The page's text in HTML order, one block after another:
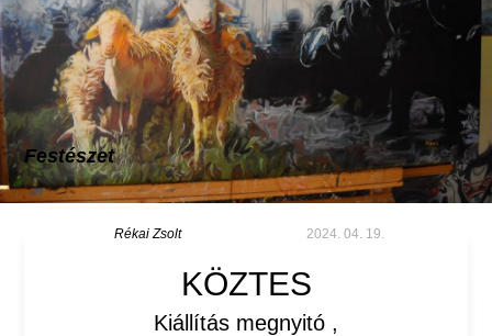
Festészet
Rékai Zsolt 2024. 04. 19.
KÖZTES
Kiállítás megnyitó ,